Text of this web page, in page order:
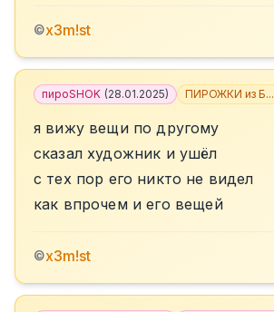
©x3m!st
пироSHOK (28.01.2025) ПИРОЖКИ из Б...
я вижу вещи по другому
сказал художник и ушёл
с тех пор его никто не видел
как впрочем и его вещей
©x3m!st